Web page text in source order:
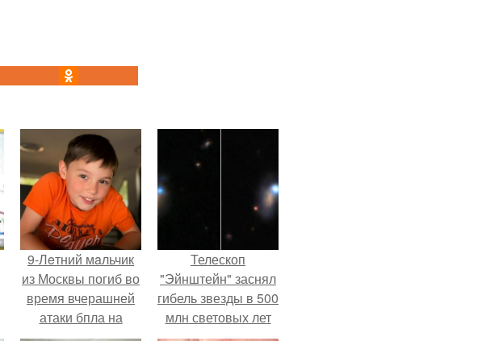
9-Лeтний мaльчик
из Москвы погиб во
время вчерашней
атаки бпла на
пляже под
Телескоп
"Эйнштейн" заснял
гибель звезды в 500
млн световых лет
от земли.